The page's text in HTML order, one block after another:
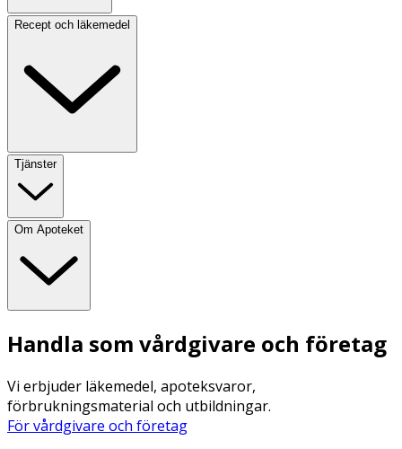
Recept och läkemedel
Tjänster
Om Apoteket
Handla som vårdgivare och företag
Vi erbjuder läkemedel, apoteksvaror,
förbrukningsmaterial och utbildningar.
För vårdgivare och företag